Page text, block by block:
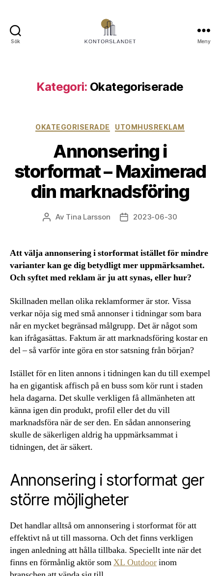
Sök Meny
Kategori: Okategoriserade
Kategorier
OKATEGORISERADE UTOMHUSREKLAM
Annonsering i
storformat – Maximerad
din marknadsföring
Inläggsförfattare
Av Tina Larsson Inläggsdatum
2023-06-30
Att välja annonsering i storformat istället för mindre
varianter kan ge dig betydligt mer uppmärksamhet.
Och syftet med reklam är ju att synas, eller hur?
Skillnaden mellan olika reklamformer är stor. Vissa
verkar nöja sig med små annonser i tidningar som bara
når en mycket begränsad målgrupp. Det är något som
kan ifrågasättas. Faktum är att marknadsföring kostar en
del – så varför inte göra en stor satsning från början?
Istället för en liten annons i tidningen kan du till exempel
ha en gigantisk affisch på en buss som kör runt i staden
hela dagarna. Det skulle verkligen få allmänheten att
känna igen din produkt, profil eller det du vill
marknadsföra när de ser den. En sådan annonsering
skulle de säkerligen aldrig ha uppmärksammat i
tidningen, det är säkert.
Annonsering i storformat ger
större möjligheter
Det handlar alltså om annonsering i storformat för att
effektivt nå ut till massorna. Och det finns verkligen
ingen anledning att hålla tillbaka. Speciellt inte när det
finns en förmånlig aktör somXL Outdoorinom